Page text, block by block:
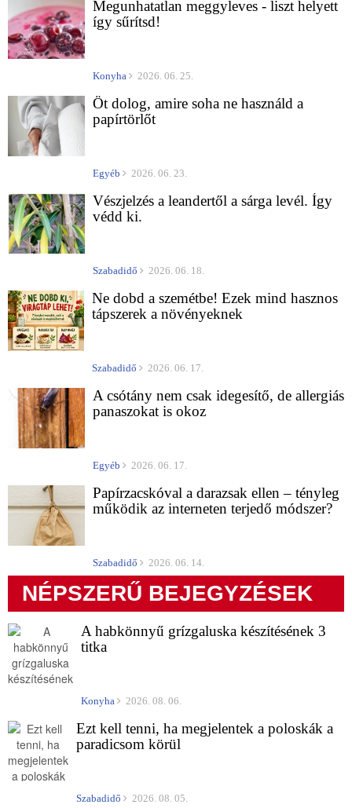
Megunhatatlan meggyleves - liszt helyett
így sűrítsd!
Konyha 2026. 06. 25.
Öt dolog, amire soha ne használd a
papírtörlőt
Egyéb 2026. 06. 23.
Vészjelzés a leandertől a sárga levél. Így
védd ki.
Szabadidő 2026. 06. 18.
Ne dobd a szemétbe! Ezek mind hasznos
tápszerek a növényeknek
Szabadidő 2026. 06. 17.
A csótány nem csak idegesítő, de allergiás
panaszokat is okoz
Egyéb 2026. 06. 17.
Papírzacskóval a darazsak ellen – tényleg
működik az interneten terjedő módszer?
Szabadidő 2026. 06. 14.
NÉPSZERŰ BEJEGYZÉSEK
A habkönnyű grízgaluska készítésének 3
titka
Konyha 2026. 08. 06.
Ezt kell tenni, ha megjelentek a poloskák a
paradicsom körül
Szabadidő 2026. 08. 05.